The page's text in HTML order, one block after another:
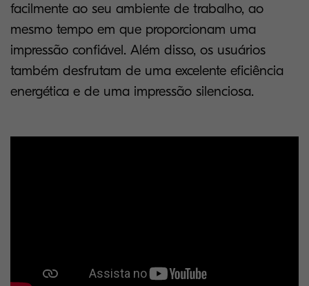
facilmente ao seu ambiente de trabalho, ao
mesmo tempo em que proporcionam uma
impressão confiável. Além disso, os usuários
também desfrutam de uma excelente eficiência
energética e de uma impressão silenciosa.